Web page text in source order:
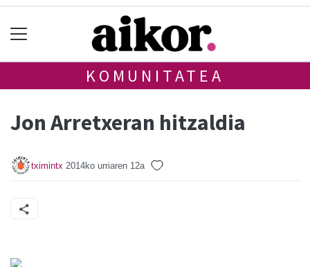
KOMUNITATEA
Jon Arretxeran hitzaldia
tximintx 2014ko urriaren 12a